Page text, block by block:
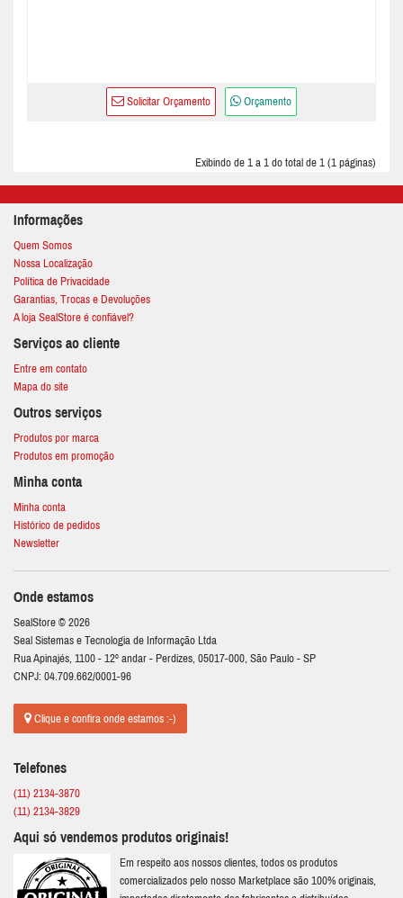
Solicitar Orçamento Orçamento
Exibindo de 1 a 1 do total de 1 (1 páginas)
Informações
Quem Somos
Nossa Localização
Política de Privacidade
Garantias, Trocas e Devoluções
A loja SealStore é confiável?
Serviços ao cliente
Entre em contato
Mapa do site
Outros serviços
Produtos por marca
Produtos em promoção
Minha conta
Minha conta
Histórico de pedidos
Newsletter
Onde estamos
SealStore © 2026
Seal Sistemas e Tecnologia de Informação Ltda
Rua Apinajés, 1100 - 12º andar - Perdizes, 05017-000, São Paulo - SP
CNPJ: 04.709.662/0001-96
Clique e confira onde estamos :-)
Telefones
(11) 2134-3870
(11) 2134-3829
Aqui só vendemos produtos originais!
Em respeito aos nossos clientes, todos os produtos
comercializados pelo nosso Marketplace são 100% originais,